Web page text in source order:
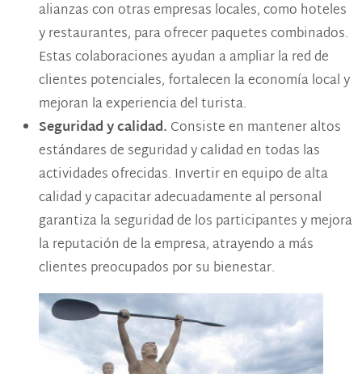
alianzas con otras empresas locales, como hoteles
y restaurantes, para ofrecer paquetes combinados.
Estas colaboraciones ayudan a ampliar la red de
clientes potenciales, fortalecen la economía local y
mejoran la experiencia del turista​.
Seguridad y calidad. Consiste en mantener altos
estándares de seguridad y calidad en todas las
actividades ofrecidas. Invertir en equipo de alta
calidad y capacitar adecuadamente al personal
garantiza la seguridad de los participantes y mejora
la reputación de la empresa, atrayendo a más
clientes preocupados por su bienestar.